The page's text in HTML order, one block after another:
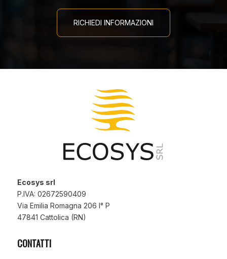
RICHIEDI INFORMAZIONI
Ecosys srl
P.IVA: 02672590409
Via Emilia Romagna 206 I° P
47841 Cattolica (RN)
CONTATTI